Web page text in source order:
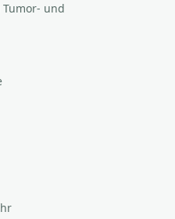
und